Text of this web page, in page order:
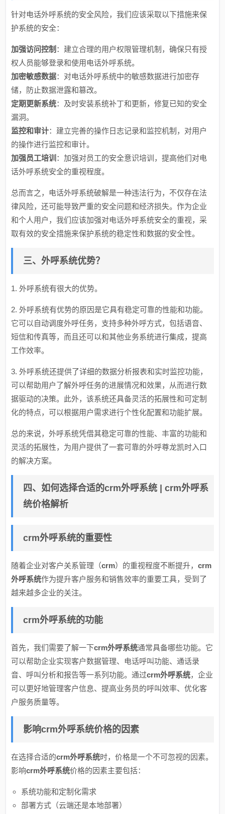
针对电话外呼系统的安全风险，我们应该采取以下措施来保
护系统的安全：
加强访问控制 ：建立合理的用户权限管理机制，确保只有授
权人员能够登录和使用电话外呼系统。
加密敏感数据：对电话外呼系统中的敏感数据进行加密存
储，防止数据泄露和篡改。
定期更新系统：及时安装系统补丁和更新，修复已知的安全
漏洞。
监控和审计：建立完善的操作日志记录和监控机制，对用户
的操作进行监控和审计。
加强员工培训 ：加强对员工的安全意识培训，提高他们对电
话外呼系统安全的重视程度。
总而言之，电话外呼系统破解是一种违法行为，不仅存在法
律风险，还可能导致严重的安全问题和经济损失。作为企业
和个人用户，我们应该加强对电话外呼系统安全的重视，采
取有效的安全措施来保护系统的稳定性和数据的安全性。
三、外呼系统优势？
1. 外呼系统有很大的优势。
2. 外呼系统有优势的原因是它具有稳定可靠的性能和功能。
它可以自动调度外呼任务，支持多种外呼方式，包括语音、
短信和传真等，而且还可以和其他业务系统进行集成，提高
工作效率。
3. 外呼系统还提供了详细的数据分析报表和实时监控功能，
可以帮助用户了解外呼任务的进展情况和效果，从而进行数
据驱动的决策。此外，该系统还具备灵活的拓展性和可定制
化的特点，可以根据用户需求进行个性化配置和功能扩展。
总的来说，外呼系统凭借其稳定可靠的性能、丰富的功能和
灵活的拓展性，为用户提供了一套可靠的外呼尊龙凯时入口
的解决方案。
四、如何选择合适的crm外呼系统 | crm外呼系
统价格解析
crm外呼系统的重要性
随着企业对客户关系管理（crm）的重视程度不断提升，crm
外呼系统作为提升客户服务和销售效率的重要工具，受到了
越来越多企业的关注。
crm外呼系统的功能
首先，我们需要了解一下crm外呼系统通常具备哪些功能。它
可以帮助企业实现客户数据管理、电话呼叫功能、通话录
音、呼叫分析和报告等一系列功能。通过crm外呼系统，企业
可以更好地管理客户信息、提高业务员的呼叫效率、优化客
户服务质量等。
影响crm外呼系统价格的因素
在选择合适的crm外呼系统时，价格是一个不可忽视的因素。
影响crm外呼系统价格的因素主要包括：
系统功能和定制化需求
部署方式（云端还是本地部署）